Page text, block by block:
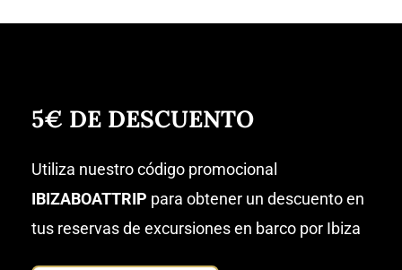
5€ DE DESCUENTO
Utiliza nuestro código promocional
IBIZABOATTRIP para obtener un descuento en
tus reservas de excursiones en barco por Ibiza